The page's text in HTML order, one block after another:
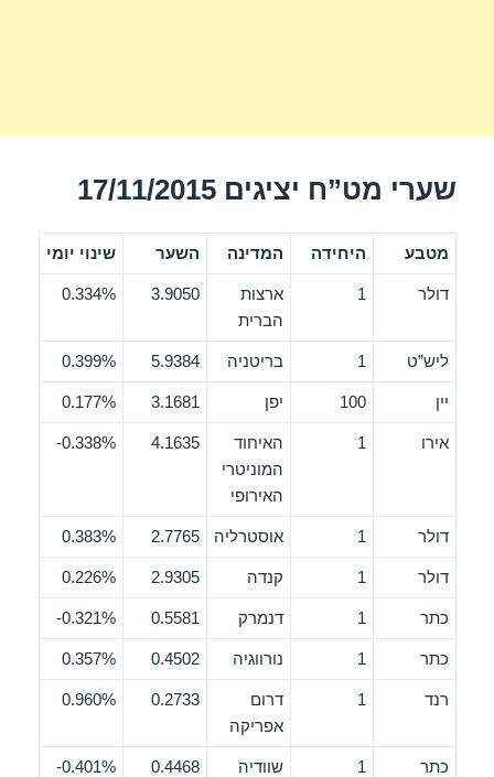
שערי מט”ח יציגים 17/11/2015
מטבע היחידה המדינה השער שינוי יומי
דולר 1
ארצות
הברית
3.9050
0.334%
ליש”ט 1 בריטניה 5.9384
0.399%
יין 100 יפן 3.1681
0.177%
אירו 1
האיחוד
המוניטרי
האירופי
4.1635
0.338%-
דולר 1 אוסטרליה 2.7765
0.383%
דולר 1 קנדה 2.9305
0.226%
כתר 1 דנמרק 0.5581
0.321%-
כתר 1 נורווגיה 0.4502
0.357%
רנד 1
דרום
אפריקה
0.2733
0.960%
כתר 1 שוודיה 0.4468
0.401%-